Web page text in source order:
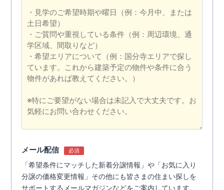
メール配信 必須
「希望条件にマッチした新着分譲情報」や「お気に入り
分譲の価格変更情報」その他にも皆さまの住まい探しを
サポートするメールマガジンなどをご案内しています。